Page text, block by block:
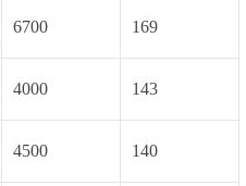
6700 169
4000 143
4500 140